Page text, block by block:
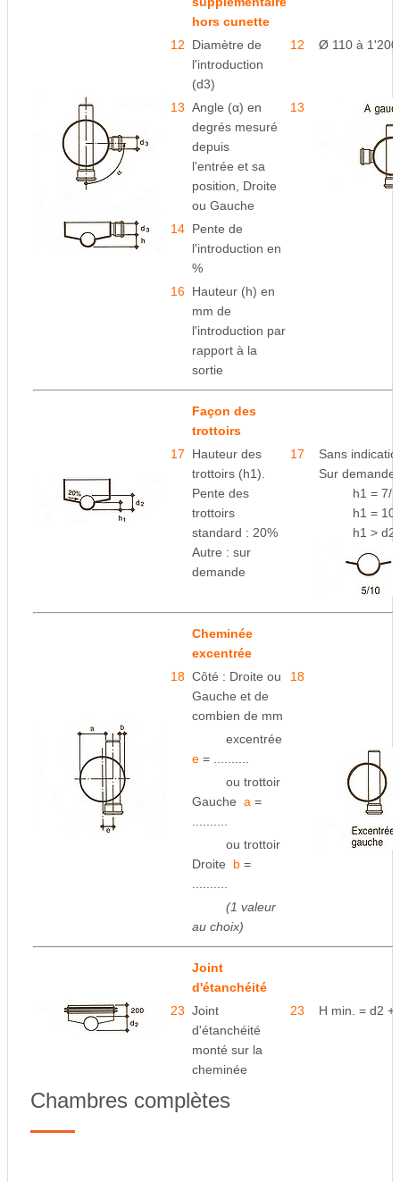
hors cunette
12
Diamètre de
l'introduction
(d3)
12 Ø 110 à
13 Angle (α) en
degrés mesuré
depuis
l'entrée et sa
position, Droite
ou Gauche
13
14 Pente de
l'introduction en
%
16 Hauteur (h) en
mm de
l'introduction par
rapport à la
sortie
Façon des
trottoirs
17
Hauteur des
trottoirs (h1).
Pente des
trottoirs
standard : 20%
Autre : sur
demande
17
Sans
Sur demande
h1 = 7/
h1 =
h1 > d2
Cheminée
excentrée
18 Côté : Droite ou
Gauche et de
combien de mm
18
excentrée
e = ..........
ou trottoir
Gauche a =
ou trottoir
Droite b =
(1 valeur
au choix)
Joint
d'étanchéité
23 Joint
d'étanchéité
monté sur la
cheminée
23 H min. = d2 +
Chambres complètes